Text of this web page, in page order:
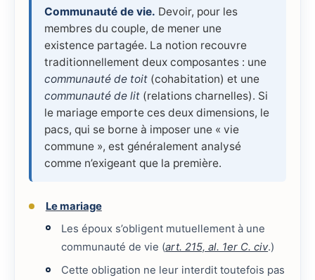
Communauté de vie. Devoir, pour les
membres du couple, de mener une
existence partagée. La notion recouvre
traditionnellement deux composantes : une
communauté de toit (cohabitation) et une
communauté de lit (relations charnelles). Si
le mariage emporte ces deux dimensions, le
pacs, qui se borne à imposer une « vie
commune », est généralement analysé
comme n’exigeant que la première.
Le mariage
Les époux s’obligent mutuellement à une
communauté de vie (art. 215, al. 1er C. civ.)
Cette obligation ne leur interdit toutefois pas